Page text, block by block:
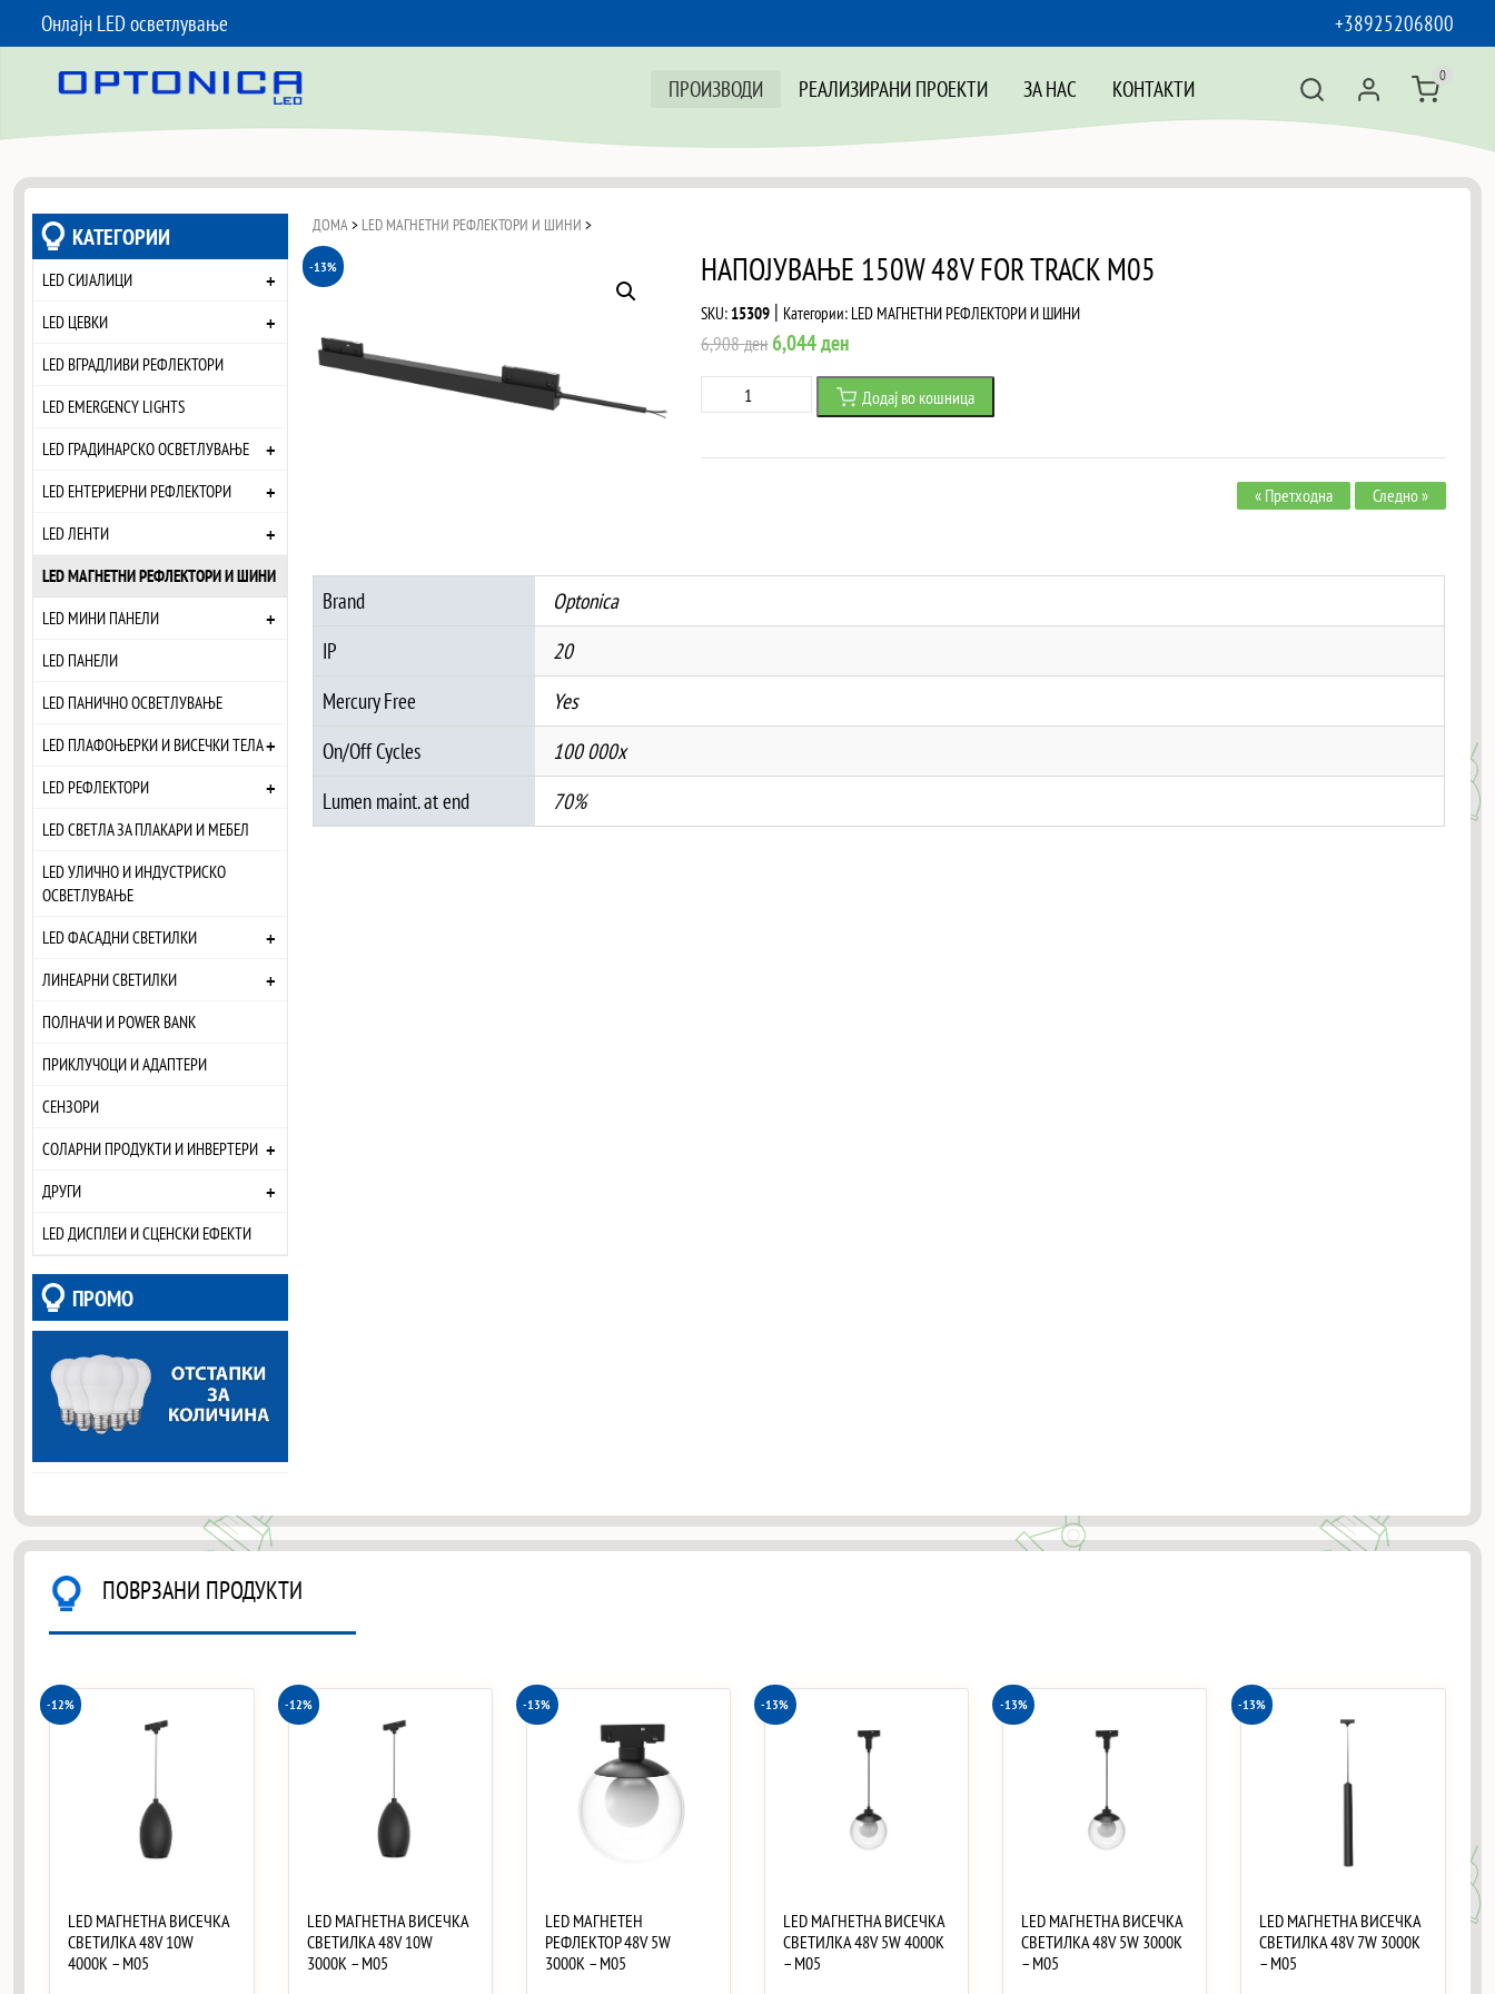
Онлајн LED осветлување
+38925206800
ПРОИЗВОДИ
РЕАЛИЗИРАНИ ПРОЕКТИ ЗА НАС КОНТАКТИ 0
КАТЕГОРИИ
LED СИЈАЛИЦИ +
LED ЦЕВКИ +
LED ВГРАДЛИВИ РЕФЛЕКТОРИ
LED EMERGENCY LIGHTS
LED ГРАДИНАРСКО ОСВЕТЛУВАЊЕ
+
LED ЕНТЕРИЕРНИ РЕФЛЕКТОРИ +
LED ЛЕНТИ +
LED МАГНЕТНИ РЕФЛЕКТОРИ И ШИНИ
LED МИНИ ПАНЕЛИ
+
LED ПАНЕЛИ
LED ПАНИЧНО ОСВЕТЛУВАЊЕ
LED ПЛАФОЊЕРКИ И ВИСЕЧКИ ТЕЛА+
LED РЕФЛЕКТОРИ +
LED СВЕТЛА ЗА ПЛАКАРИ И МЕБЕЛ
LED УЛИЧНО И ИНДУСТРИСКО
ОСВЕТЛУВАЊЕ
LED ФАСАДНИ СВЕТИЛКИ
+
ЛИНЕАРНИ СВЕТИЛКИ +
ПОЛНАЧИ И POWER BANK
ПРИКЛУЧОЦИ И АДАПТЕРИ
СЕНЗОРИ
СОЛАРНИ ПРОДУКТИ И ИНВЕРТЕРИ +
ДРУГИ +
LED ДИСПЛЕИ И СЦЕНСКИ ЕФЕКТИ
ПРОМО
ДОМА > LED МАГНЕТНИ РЕФЛЕКТОРИ И ШИНИ >
-13% НАПОЈУВАЊЕ 150W 48V FOR TRACK M05
SKU: 15309 | Категории: LED МАГНЕТНИ РЕФЛЕКТОРИ И ШИНИ
6,908денOriginal
price
6,044денCurrent
price
is:
НАПОЈУВАЊЕ
150W
48V
количина
Додај во кошница
« Претходна Следно »
Brand
Optonica
IP
20
Mercury Free
Yes
On/Off Cycles
100 000x
Lumen maint. at end
70%
ПОВРЗАНИ ПРОДУКТИ
-12%
LED МАГНЕТНА ВИСЕЧКА
СВЕТИЛКА 48V 10W
4000K – M05
-12%
LED МАГНЕТНА ВИСЕЧКА
СВЕТИЛКА 48V 10W
3000K – M05
-13%
LED МАГНЕТЕН
РЕФЛЕКТОР 48V 5W
3000K – M05
-13%
LED МАГНЕТНА ВИСЕЧКА
СВЕТИЛКА 48V 5W 4000K
– M05
-13%
LED МАГНЕТНА ВИСЕЧКА
СВЕТИЛКА 48V 5W 3000K
– M05
-13%
LED МАГНЕТНА ВИСЕЧКА
СВЕТИЛКА 48V 7W 3000K
– M05